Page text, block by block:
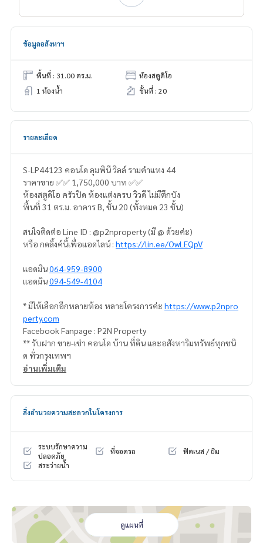
ข้อมูลอสังหาฯ
พื้นที่ : 31.00 ตร.ม.
ห้องสตูดิโอ
1 ห้องน้ำ
ชั้นที่ : 20
รายละเอียด
S-LP44123 คอนโด ลุมพินี วิลล์ รามคำแหง 44
ราคาขาย ✅✅ 1,750,000 บาท ✅✅
ห้องสตูดิโอ ครัวปิด ห้องแต่งครบ วิวดี ไม่มีตึกบัง
พื้นที่ 31 ตร.ม. อาคาร B, ชั้น 20 (ทั้งหมด 23 ชั้น)
สนใจติดต่อ Line ID : @p2nproperty (มี @ ด้วยค่ะ)
หรือ กดลิ้งค์นี้เพื่อแอดไลน์ : https://lin.ee/OwLEQpV
แอดมิน064-959-8900
แอดมิน094-549-4104
* มีให้เลือกอีกหลายห้อง หลายโครงการค่ะ https://www.p2npro
perty.com
Facebook Fanpage : P2N Property
** รับฝาก ขาย-เช่า คอนโด บ้าน ที่ดิน และอสังหาริมทรัพย์ทุกชนิ
ด ทั่วกรุงเทพฯ
อ่านเพิ่มเติม
สิ่งอำนวยความสะดวกในโครงการ
ระบบรักษาความ
ปลอดภัย
ที่จอดรถ
ฟิตเนส / ยิม
สระว่ายน้ำ
ดูแผนที่